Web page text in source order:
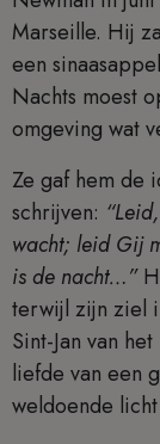
Marseille. Hij
een
Nachts moest
omgeving wat
Ze gaf hem de
schrijven:
wacht; leid Gij
is de nacht…”
terwijl zijn ziel
Sint-Jan van
liefde van een
weldoende